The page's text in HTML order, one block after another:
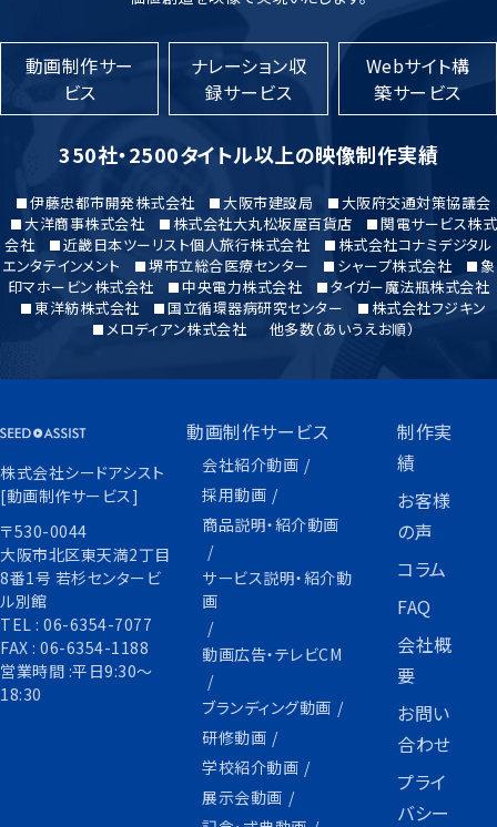
動画制作サー
ビス
ナレーション収
録サービス
Webサイト構
築サービス
350社・2500タイトル以上の映像制作実績
伊藤忠都市開発株式会社 大阪市建設局
大阪府交通対策協議会
大洋商事株式会社
株式会社大丸松坂屋百貨店
関電サービス株式
会社
近畿日本ツーリスト個人旅行株式会社
株式会社コナミデジタル
エンタテインメント
堺市立総合医療センター シャープ株式会社
象
印マホービン株式会社
中央電力株式会社
タイガー魔法瓶株式会社
東洋紡株式会社
国立循環器病研究センター
株式会社フジキン
メロディアン株式会社
他多数（あいうえお順）
株式会社シードアシスト
[動画制作サービス]
〒530-0044
大阪市北区東天満2丁目
8番1号 若杉センタービ
ル別館
TEL : 06-6354-7077
FAX : 06-6354-1188
営業時間 :平日9:30〜
18:30
動画制作サービス
会社紹介動画
採用動画
商品説明・紹介動画
サービス説明・紹介動
画
動画広告・テレビCM
ブランディング動画
研修動画
学校紹介動画
展示会動画
制作実
績
お客様
の声
コラム
FAQ
会社概
要
お問い
合わせ
プライ
バシー